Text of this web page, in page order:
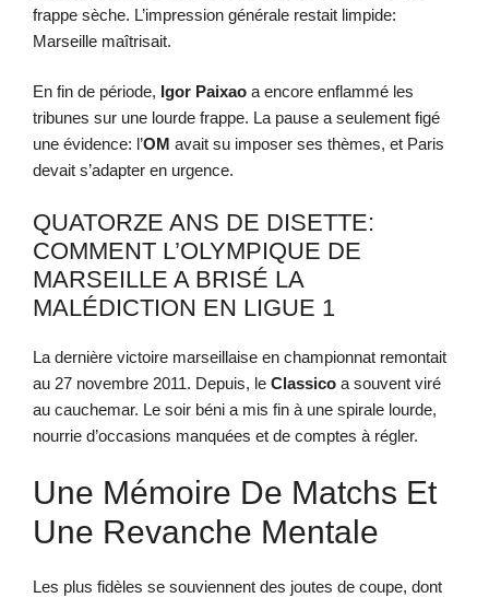
frappe sèche. L’impression générale restait limpide:
Marseille maîtrisait.
En fin de période, Igor Paixao a encore enflammé les
tribunes sur une lourde frappe. La pause a seulement figé
une évidence: l’OM avait su imposer ses thèmes, et Paris
devait s’adapter en urgence.
QUATORZE ANS DE DISETTE:
COMMENT L’OLYMPIQUE DE
MARSEILLE A BRISÉ LA
MALÉDICTION EN LIGUE 1
La dernière victoire marseillaise en championnat remontait
au 27 novembre 2011. Depuis, le Classico a souvent viré
au cauchemar. Le soir béni a mis fin à une spirale lourde,
nourrie d’occasions manquées et de comptes à régler.
Une Mémoire De Matchs Et
Une Revanche Mentale
Les plus fidèles se souviennent des joutes de coupe, dont